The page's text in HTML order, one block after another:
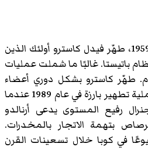
بعد الثورة الكوبية في عام 1959، طهّر فيدل كاسترو أولئك الذين
باتيستا. غالبًا ما شملت عمليات
طهّر كاسترو بشكل دوري أعضاء
الحزب بعد ذلك، ونفذّت عملية تطهير بارزة في عام 1989 عندما
رفيع المستوى يدعى أرنالدو
بتهمة الاتجار بالمخدرات.
في كوبا خلال تسعينات القرن